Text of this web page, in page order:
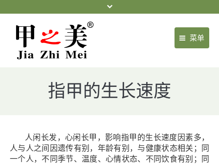
菜单
关于我们
新闻中心
指甲的生长速度
人闲长发，心闲长甲，影响指甲的生长速度因素多，
人与人之间因遗传有别，年龄有别，与健康状态相关；同
一个人，不同季节、温度、心情状态、不同饮食有别；同